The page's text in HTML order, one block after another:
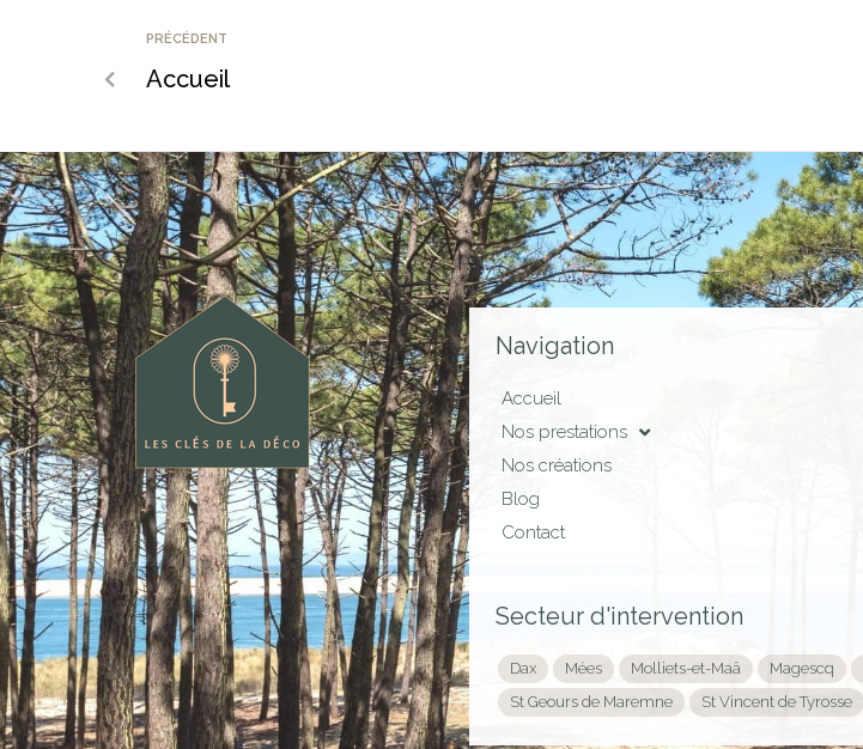
PRÉCÉDENT
Accueil
Navigation
Accueil
Nos prestations
Nos créations
Blog
Contact
Secteur d'intervention
Dax Mées Molliets-et-Maâ Magescq
St Geours de Maremne
St Vincent de Tyrosse